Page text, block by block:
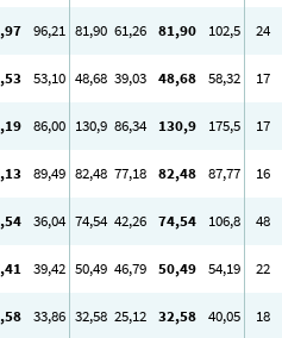
,97 96,21 81,90 61,26 81,90 102,5
24
,53 53,10 48,68 39,03 48,68 58,32
17
,19 86,00 130,9 86,34 130,9 175,5
17
,13 89,49 82,48 77,18 82,48 87,77
16
,54 36,04 74,54 42,26 74,54 106,8
48
,41 39,42 50,49 46,79 50,49 54,19
22
,58 33,86 32,58 25,12 32,58 40,05
18